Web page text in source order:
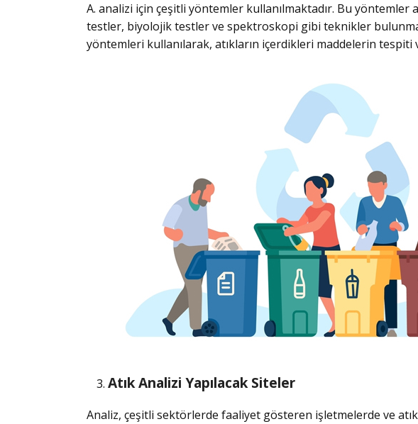
A. analizi için çeşitli yöntemler kullanılmaktadır. Bu yöntemler
testler, biyolojik testler ve spektroskopi gibi teknikler
yöntemleri kullanılarak, atıkların içerdikleri maddelerin tespiti
Atık Analizi Yapılacak Siteler
Analiz, çeşitli sektörlerde faaliyet gösteren işletmelerde ve